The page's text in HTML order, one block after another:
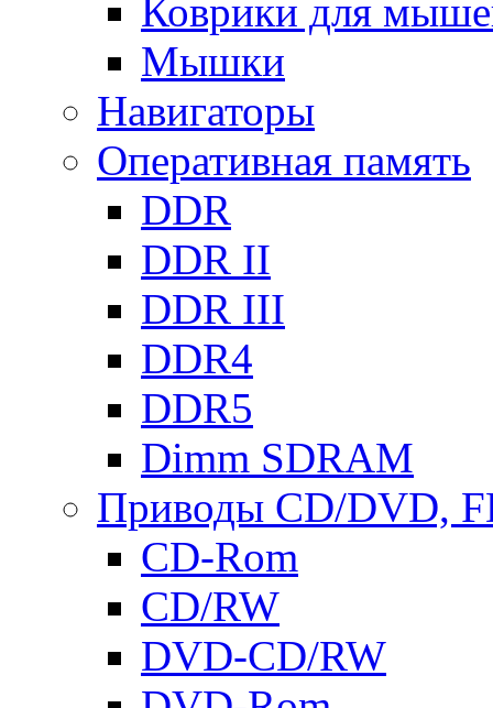
Коврики для
Мышки
Навигаторы
Оперативная память
DDR
DDR II
DDR III
DDR4
DDR5
Dimm SDRAM
Приводы СD/DVD,
CD-Rom
CD/RW
DVD-CD/RW